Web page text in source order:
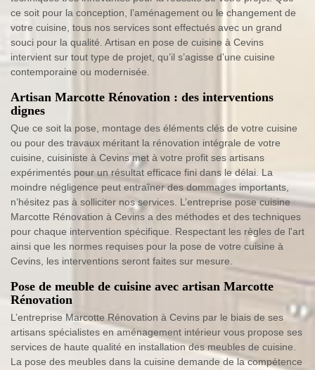
ce soit pour la conception, l’aménagement ou le changement de
votre cuisine, tous nos services sont effectués avec un grand
souci pour la qualité. Artisan en pose de cuisine à Cevins
intervient sur tout type de projet, qu’il s’agisse d’une cuisine
contemporaine ou modernisée.
Artisan Marcotte Rénovation : des interventions
dignes
Que ce soit la pose, montage des éléments clés de votre cuisine
ou pour des travaux méritant la rénovation intégrale de votre
cuisine, cuisiniste à Cevins met à votre profit ses artisans
expérimentés pour un résultat efficace fini dans le délai. La
moindre négligence peut entraîner des dommages importants,
n’hésitez pas à solliciter nos services. L’entreprise pose cuisine
Marcotte Rénovation à Cevins a des méthodes et des techniques
pour chaque intervention spécifique. Respectant les règles de l'art
ainsi que les normes requises pour la pose de votre cuisine à
Cevins, les interventions seront faites sur mesure.
Pose de meuble de cuisine avec artisan Marcotte
Rénovation
L’entreprise Marcotte Rénovation à Cevins par le biais de ses
artisans spécialistes en aménagement intérieur vous propose ses
services de haute qualité en installation des meubles de cuisine.
La pose des meubles dans la cuisine demande de la compétence